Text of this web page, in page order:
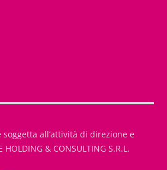
all’attività di direzione e
& CONSULTING S.R.L.